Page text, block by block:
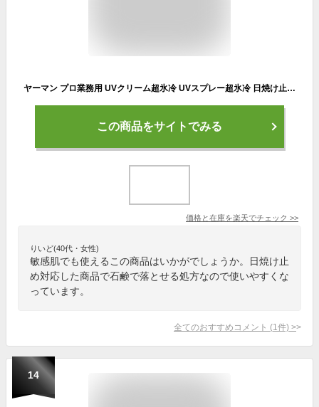
ヤーマン プロ業務用 UVクリーム超氷冷 UVスプレー超氷冷 日焼け止め 超冷感 超冷却 50g 90g SPF50+ PA++++ UV対策 日焼け止め クール 紫外線対策 敏感肌 UVクリーム UVスプレー 全身 顔 髪 頭皮 体 保湿 石鹸で落ちる YA-MAN p3 母の日 ギフト 2026
この商品をサイトでみる
価格と在庫を楽天でチェック >>
りいど(40代・女性)
敏感肌でも使えるこの商品はいかがでしょうか。日焼け止
め対応した商品で石鹸で落とせる処方なので使いやすくな
っています。
全てのおすすめコメント (1 件) >
14